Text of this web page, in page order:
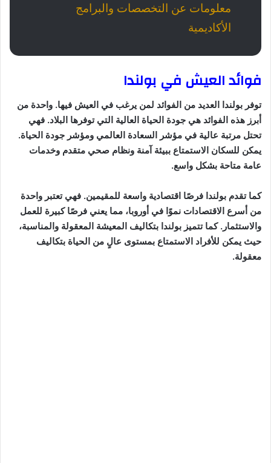
معلومات عن التخصصات والبرامج
الأكاديمية
فوائد العيش في بولندا
توفر بولندا العديد من الفوائد لمن يرغب في العيش فيها. واحدة من
أبرز هذه الفوائد هي جودة الحياة العالية التي توفرها البلاد. فهي
تحتل مرتبة عالية في مؤشر السعادة العالمي ومؤشر جودة الحياة.
يمكن للسكان الاستمتاع ببيئة آمنة ونظام صحي متقدم وخدمات
عامة متاحة بشكل واسع.
كما تقدم بولندا فرصًا اقتصادية واسعة للمقيمين. فهي تعتبر واحدة
من أسرع الاقتصادات نموًا في أوروبا، مما يعني فرصًا كبيرة للعمل
والاستثمار. كما تتميز بولندا بتكاليف المعيشة المعقولة والمناسبة،
حيث يمكن للأفراد الاستمتاع بمستوى عالٍ من الحياة بتكاليف
معقولة.